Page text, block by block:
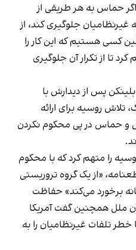
حماس به هر طریقی از
جلوگیری کند، از
کسی هستیم که این کار را
تا از تکرار آن جلوگیری
پس از دیدارش با
تلاش روسیه برای ارائه
و حماس در پی محکوم نکردن
را متهم کرد که با محکوم
«از یک گروه تروریستی
برخورد می‌کند» حفاظت
ملل همچنین گفت آمریکا
تلفات غیرنظامیان را به